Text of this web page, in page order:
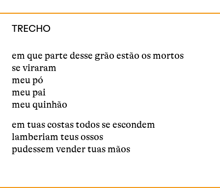
TRECHO
em que parte desse grão estão os mortos
se viraram
meu pó
meu pai
meu quinhão
em tuas costas todos se escondem
lamberiam teus ossos
pudessem vender tuas mãos